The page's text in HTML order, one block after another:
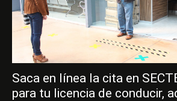
Saca en línea la cita en
para tu licencia de conducir,